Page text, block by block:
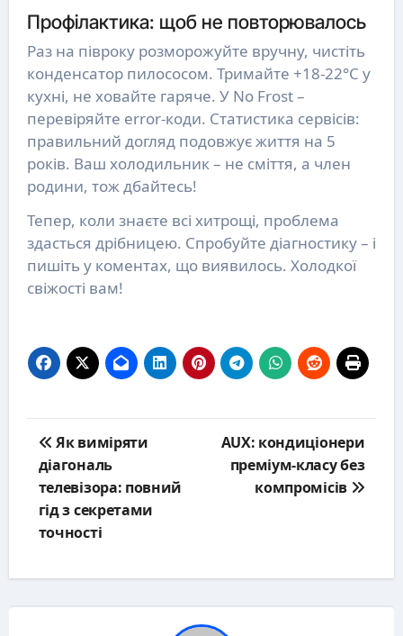
Профілактика: щоб не повторювалось
Раз на півроку розморожуйте вручну, чистіть
конденсатор пилососом. Тримайте +18-22°C у
кухні, не ховайте гаряче. У No Frost –
перевіряйте error-коди. Статистика сервісів:
правильний догляд подовжує життя на 5
років. Ваш холодильник – не сміття, а член
родини, тож дбайтесь!
Тепер, коли знаєте всі хитрощі, проблема
здасться дрібницею. Спробуйте діагностику – і
пишіть у коментах, що виявилось. Холодкої
свіжості вам!
navigation
Як виміряти
діагональ
телевізора: повний
гід з секретами
точності
AUX: кондиціонери
преміум-класу без
компромісів